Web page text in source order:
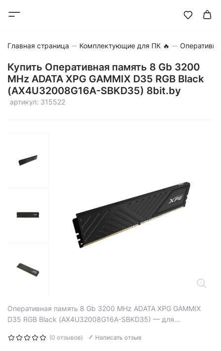
Главная страница Комплектующие для ПК 🔥
Купить Оперативная память 8 Gb 3200
MHz ADATA XPG GAMMIX D35 RGB Black
(AX4U32008G16A-SBKD35) 8bit.by
артикул: 315522
Оперативная память 8 Gb 3200 MHz ADATA XPG GAMMIX
D35 RGB Black (AX4U32008G16A-SBKD35) — для...
(0 отзывов) Написать отзыв